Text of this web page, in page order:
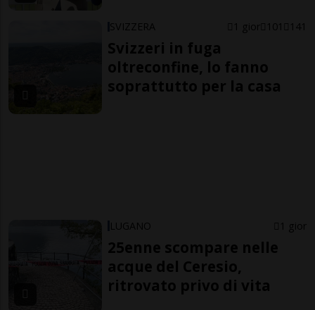
SVIZZERA 1 gior 101 141
Svizzeri in fuga
oltreconfine, lo fanno
soprattutto per la casa
LUGANO 1 gior
25enne scompare nelle
acque del Ceresio,
ritrovato privo di vita